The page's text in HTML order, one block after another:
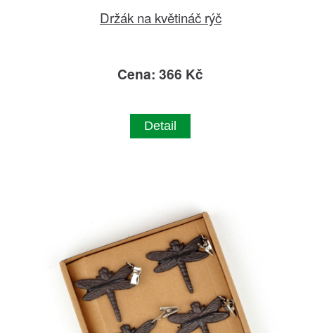
Držák na květináč rýč
Cena: 366 Kč
Detail